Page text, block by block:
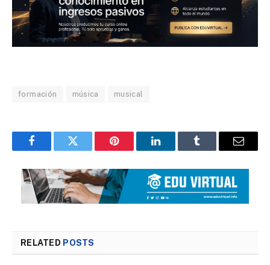
formación música musical
FacebookTwitter Pinterest LinkedInTumblr Email
RELATED POSTS